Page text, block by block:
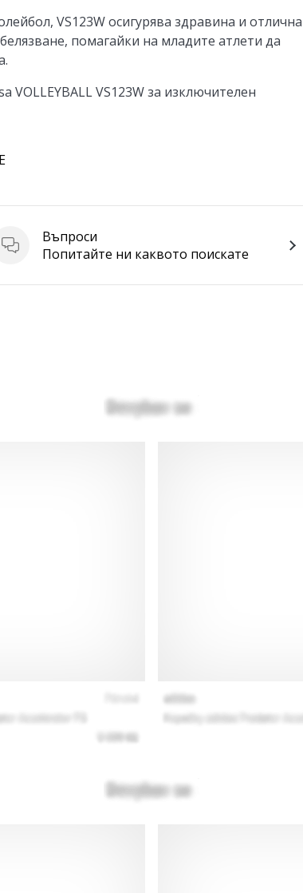
VS123W осигурява здравина и отлична
помагайки на младите атлети да
VS123W за изключителен
Въпроси
Въпроси
Попитайте ни каквото поискате